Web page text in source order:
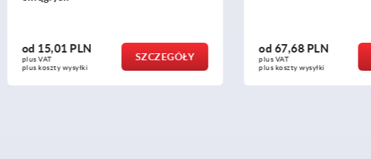
od 15,01 PLN
plus VAT
plus koszty wysyłki
SZCZEGÓŁY
od 67,68 PLN
plus VAT
plus koszty wysyłki